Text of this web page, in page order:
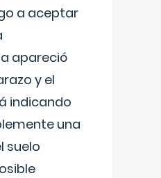
a aceptar
apareció
y el
indicando
una
suelo